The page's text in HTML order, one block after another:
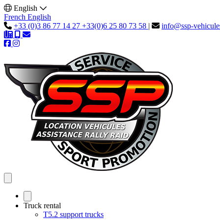
English
French English
+33 (0)3 86 77 14 27 +33(0)6 25 80 73 58 | info@ssp-
Truck rental
T5.2 support trucks